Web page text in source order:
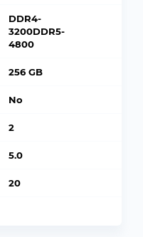
DDR4-
3200DDR5-
4800
256 GB
No
2
5.0
20